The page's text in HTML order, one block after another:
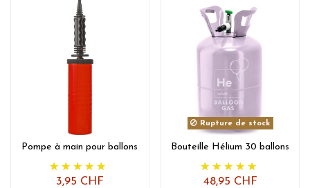
Pompe à main pour ballons
3,95 CHF
Rupture de stock
Bouteille Hélium 30 ballons
48,95 CHF